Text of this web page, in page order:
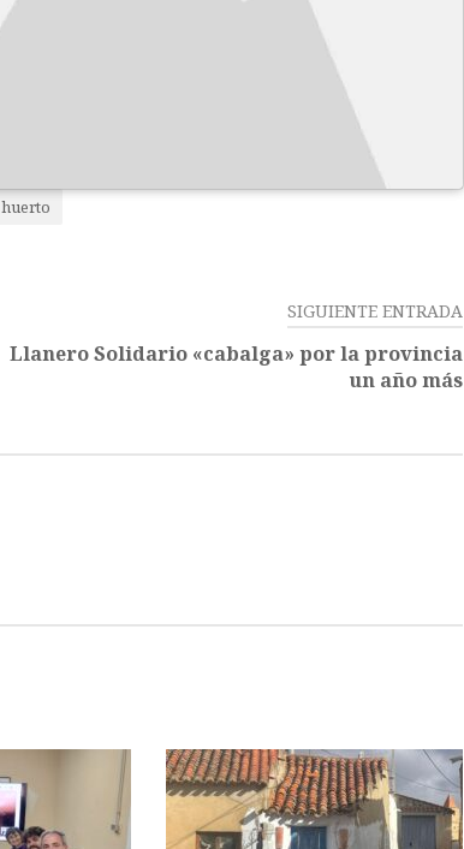
huerto
SIGUIENTE ENTRADA
Llanero Solidario «cabalga» por la provincia
un año más